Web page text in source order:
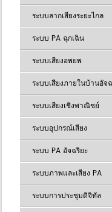
ระบบลากเสียงระยะไกล
ระบบ PA ฉุกเฉิน
ระบบเสียงอพยพ
ระบบเสียงภายในบ้านอัจ
ระบบเสียงเชิงพาณิชย์
ระบบอุปกรณ์เสียง
ระบบ PA อัจฉริยะ
ระบบภาพและเสียง PA
ระบบการประชุมดิจิทัล